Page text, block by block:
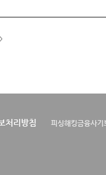
처리방침 피싱해킹금융사기